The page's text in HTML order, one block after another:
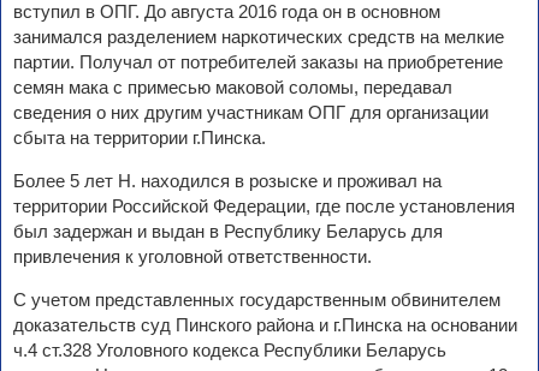
вступил в ОПГ. До августа 2016 года он в основном
занимался разделением наркотических средств на мелкие
партии. Получал от потребителей заказы на приобретение
семян мака с примесью маковой соломы, передавал
сведения о них другим участникам ОПГ для организации
сбыта на территории г.Пинска.
Более 5 лет Н. находился в розыске и проживал на
территории Российской Федерации, где после установления
был задержан и выдан в Республику Беларусь для
привлечения к уголовной ответственности.
С учетом представленных государственным обвинителем
доказательств суд Пинского района и г.Пинска на основании
ч.4 ст.328 Уголовного кодекса Республики Беларусь